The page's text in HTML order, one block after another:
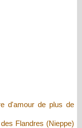
Flandres (Nieppe)